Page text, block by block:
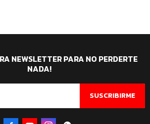
NEWSLETTER PARA NO PERDERTE
NADA!
SUSCRIBIRME